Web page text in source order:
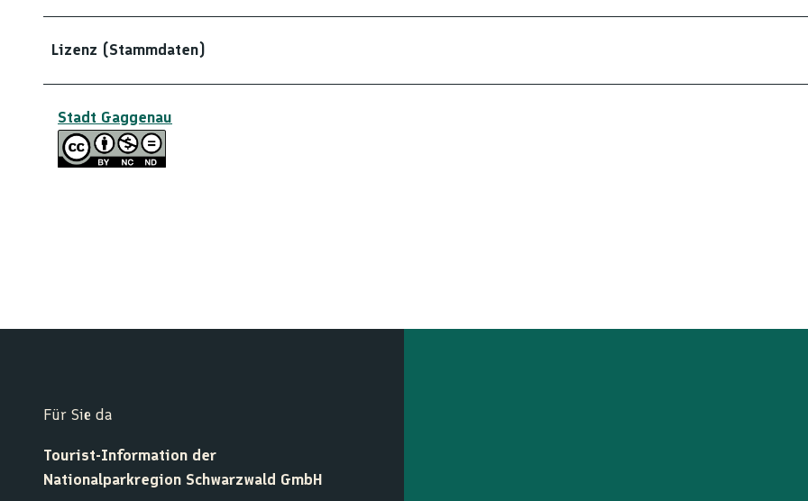
Lizenz (Stammdaten)
Stadt Gaggenau
Für Sie da
Tourist-Information der
Nationalparkregion Schwarzwald GmbH